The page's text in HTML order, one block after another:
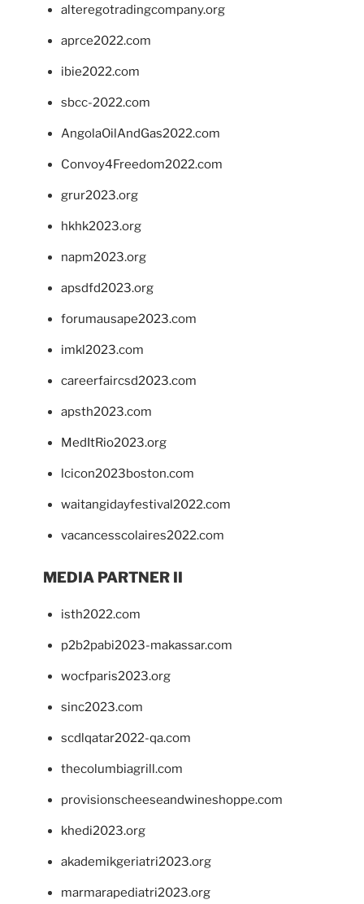
alteregotradingcompany.org
aprce2022.com
ibie2022.com
sbcc-2022.com
AngolaOilAndGas2022.com
Convoy4Freedom2022.com
grur2023.org
hkhk2023.org
napm2023.org
apsdfd2023.org
forumausape2023.com
imkl2023.com
careerfaircsd2023.com
apsth2023.com
MedItRio2023.org
lcicon2023boston.com
waitangidayfestival2022.com
vacancesscolaires2022.com
MEDIA PARTNER II
isth2022.com
p2b2pabi2023-makassar.com
wocfparis2023.org
sinc2023.com
scdlqatar2022-qa.com
thecolumbiagrill.com
provisionscheeseandwineshoppe.com
khedi2023.org
akademikgeriatri2023.org
marmarapediatri2023.org